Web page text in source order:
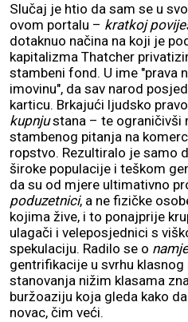
Slučaj je htio da sam se u
ovom portalu – kratkoj
dotaknuo načina na koji je
kapitalizma Thatcher
stambeni fond. U ime "prava
imovinu", da sav narod
karticu. Brkajući ljudsko
kupnjustana – te ograničivši
stambenog pitanja na
ropstvo. Rezultiralo je samo
široke populacije i teškom
da su od mjere ultimativno
poduzetnici, a ne fizičke
kojima žive, i to ponajprije
ulagači i veleposjednici s
spekulaciju. Radilo se o
gentrifikacije u svrhu
stanovanja nižim klasama
buržoaziju koja gleda kako
novac, čim veći.